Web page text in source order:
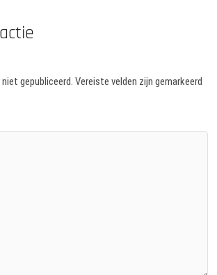
gepubliceerd. Vereiste velden zijn gemarkeerd